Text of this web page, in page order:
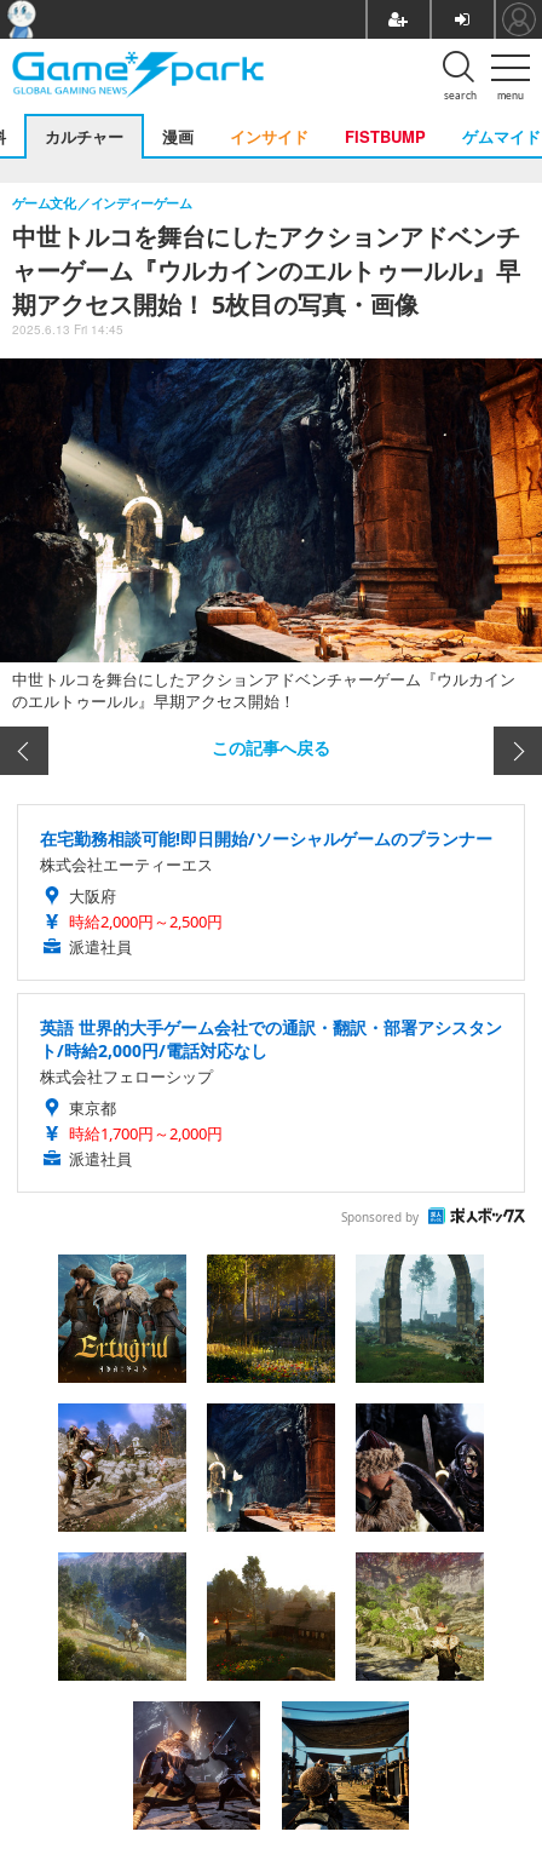
menu
search
カルチャー 漫画 インサイド FISTBUMP ゲムマイド
中世トルコを舞台にしたアクションアドベンチ
ャーゲーム『ウルカインのエルトゥールル』早
期アクセス開始！ 5枚目の写真・画像
ゲーム文化 インディーゲーム
2025.6.13 Fri 14:45
中世トルコを舞台にしたアクションアドベンチャーゲーム『ウルカイン
のエルトゥールル』早期アクセス開始！
この記事へ戻る
在宅勤務相談可能!即日開始/ソーシャルゲームのプランナー
株式会社エーティーエス
大阪府
時給2,000円～2,500円
派遣社員
英語 世界的大手ゲーム会社での通訳・翻訳・部署アシスタン
ト/時給2,000円/電話対応なし
株式会社フェローシップ
東京都
時給1,700円～2,000円
派遣社員
Sponsored by